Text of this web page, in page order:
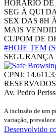
HORÁRIO
SEG À QUI
SEX DAS 8H
MAIS
CUPOM DE
#HOJE TEM
SEGURANÇA
CPNJ:
Av. Pedro
A inclusão de um
variação,
Desenvolvido